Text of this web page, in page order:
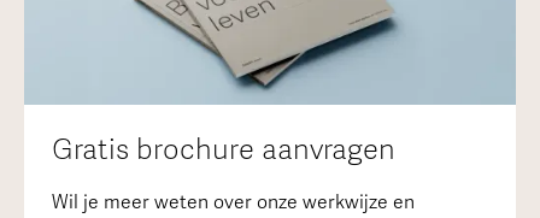
Gratis brochure aanvragen
Wil je meer weten over onze werkwijze en